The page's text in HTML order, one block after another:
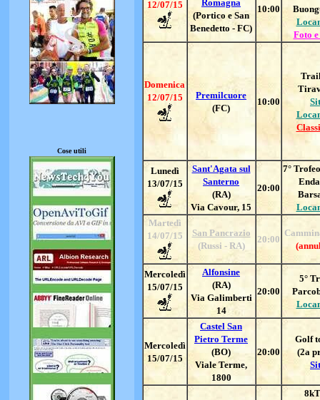
12/07/15
Romagna
(Portico e San
Benedetto - FC)
10:00
Foto
Domenica
12/07/15
Premilcuore
(FC)
10:00
Lunedì
13/07/15
Sant'Agata sul
Santerno
(RA)
Via Cavour, 15
20:00
7°
Martedì
14/07/15
San Pancrazio
(Russi - RA)
20:00
Mercoledì
15/07/15
Alfonsine
(RA)
Via Galimberti
14
20:00
5°
Mercoledì
15/07/15
Castel San
Pietro Terme
(BO)
Viale Terme,
1800
20:00
Golf
(2a
Cose utili